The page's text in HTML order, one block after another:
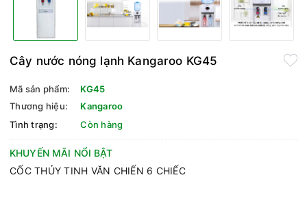
Cây nước nóng lạnh Kangaroo KG45
Mã sản phẩm:
KG45
Thương hiệu:
Kangaroo
Tình trạng:
Còn hàng
KHUYẾN MÃI NỔI BẬT
CỐC THỦY TINH VĂN CHIẾN 6 CHIẾC